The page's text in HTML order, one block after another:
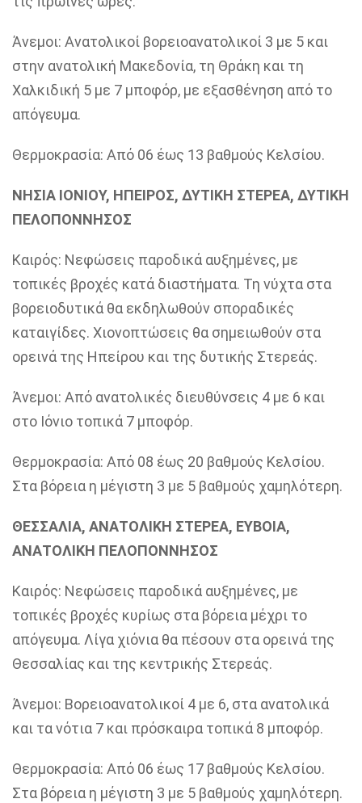
Άνεμοι: Ανατολικοί βορειοανατολικοί 3 με 5 και
στην ανατολική Μακεδονία, τη Θράκη και τη
Χαλκιδική 5 με 7 μποφόρ, με εξασθένηση από το
απόγευμα.
Θερμοκρασία: Από 06 έως 13 βαθμούς Κελσίου.
ΝΗΣΙΑ ΙΟΝΙΟΥ, ΗΠΕΙΡΟΣ, ΔΥΤΙΚΗ ΣΤΕΡΕΑ, ΔΥΤΙΚΗ
ΠΕΛΟΠΟΝΝΗΣΟΣ
Καιρός: Νεφώσεις παροδικά αυξημένες, με
τοπικές βροχές κατά διαστήματα. Τη νύχτα στα
βορειοδυτικά θα εκδηλωθούν σποραδικές
καταιγίδες. Χιονοπτώσεις θα σημειωθούν στα
ορεινά της Ηπείρου και της δυτικής Στερεάς.
Άνεμοι: Από ανατολικές διευθύνσεις 4 με 6 και
στο Ιόνιο τοπικά 7 μποφόρ.
Θερμοκρασία: Από 08 έως 20 βαθμούς Κελσίου.
Στα βόρεια η μέγιστη 3 με 5 βαθμούς χαμηλότερη.
ΘΕΣΣΑΛΙΑ, ΑΝΑΤΟΛΙΚΗ ΣΤΕΡΕΑ, ΕΥΒΟΙΑ,
ΑΝΑΤΟΛΙΚΗ ΠΕΛΟΠΟΝΝΗΣΟΣ
Καιρός: Νεφώσεις παροδικά αυξημένες, με
τοπικές βροχές κυρίως στα βόρεια μέχρι το
απόγευμα. Λίγα χιόνια θα πέσουν στα ορεινά της
Θεσσαλίας και της κεντρικής Στερεάς.
Άνεμοι: Βορειοανατολικοί 4 με 6, στα ανατολικά
και τα νότια 7 και πρόσκαιρα τοπικά 8 μποφόρ.
Θερμοκρασία: Από 06 έως 17 βαθμούς Κελσίου.
Στα βόρεια η μέγιστη 3 με 5 βαθμούς χαμηλότερη.